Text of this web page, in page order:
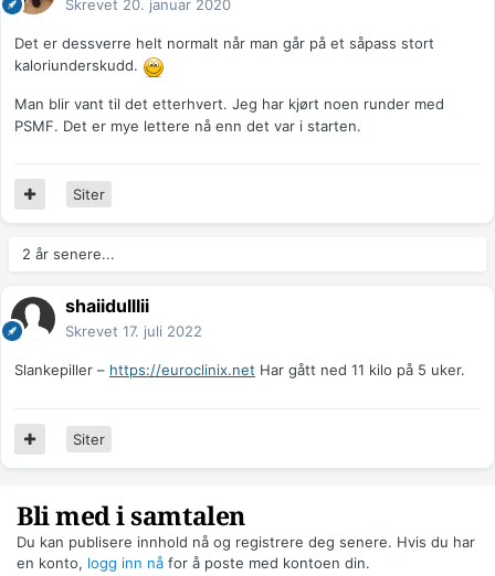
Skrevet 20. januar 2020
Det er dessverre helt normalt når man går på et såpass stort
kaloriunderskudd.
Man blir vant til det etterhvert. Jeg har kjørt noen runder med
PSMF. Det er mye lettere nå enn det var i starten.
Siter
2 år senere...
shaiidulllii
Skrevet 17. juli 2022
Slankepiller – https://euroclinix.net Har gått ned 11 kilo på 5 uker.
Siter
Bli med i samtalen
Du kan publisere innhold nå og registrere deg senere. Hvis du har
en konto, logg inn nå for å poste med kontoen din.